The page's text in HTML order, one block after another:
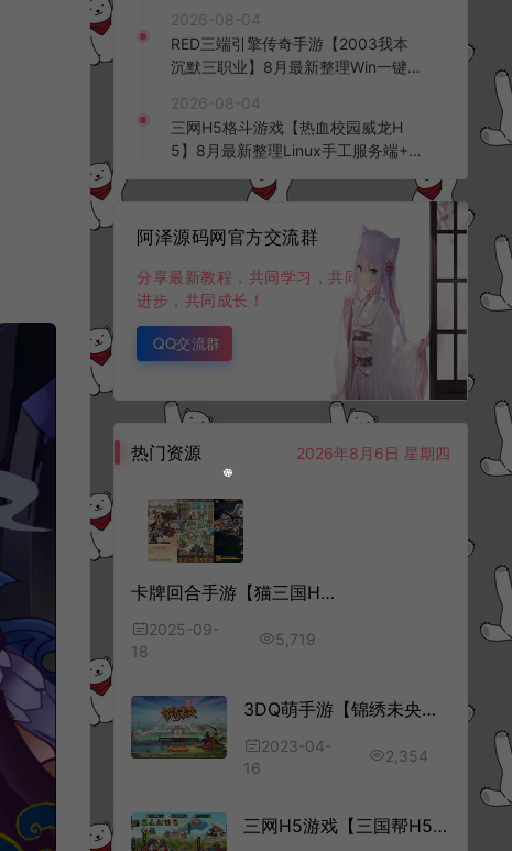
K授权后台+安卓苹果双端+详细搭建
教程+视频教程
2026-08-04
RED三端引擎传奇手游【2003我本
沉默三职业】8月最新整理Win一键
2026-08-04
三网H5格斗游戏【热血校园威龙H
5】8月最新整理Linux手工服务端+W
户端+详细搭建教程
阿泽源码网官方交流群
分享最新教程，共同学习，共同
进步，共同成长！
QQ交流群
热门资源 2026年8月6日 星期四
卡牌回合手游【猫三国H5代金券内购跨服版】9月最新整理Linux手工服务端+全套源码+管理后台+GM授权后台+简易安卓客户端+详细搭建教程+视频教程
2025-09-
18
5,719
3DQ萌手游【锦绣未央】4月最新整理Linux手工服务端+GM授权后台+安卓+详细搭建教程+视频教程
2023-04-
16
2,354
三网H5游戏【三国帮H5】3月最新整理Win一键服务端+CDK授权后台+详细搭建教程